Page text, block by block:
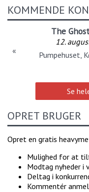
KOMMENDE
The
12.
Pumpehuset,
«
Se
OPRET BRUGER
Opret en gratis
Mulighed for at
Modtag nyheder i
Deltag i
Kommentér